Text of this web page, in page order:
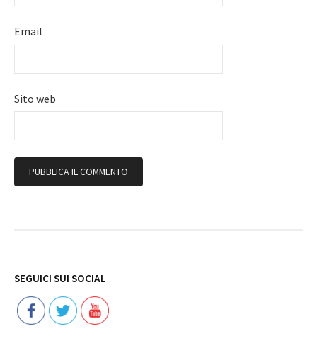
Email
Sito web
SEGUICI SUI SOCIAL